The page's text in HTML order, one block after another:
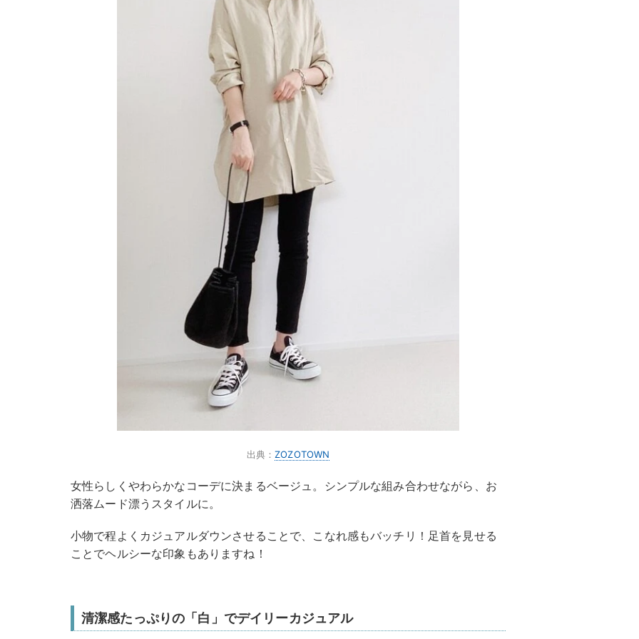
出典：ZOZOTOWN
女性らしくやわらかなコーデに決まるベージュ。シンプルな組み合わせながら、お
洒落ムード漂うスタイルに。
小物で程よくカジュアルダウンさせることで、こなれ感もバッチリ！足首を見せる
ことでヘルシーな印象もありますね！
清潔感たっぷりの「白」でデイリーカジュアル